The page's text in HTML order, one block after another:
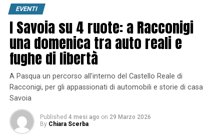
EVENTI
I Savoia su 4 ruote: a Racconigi
una domenica tra auto reali e
fughe di libertà
A Pasqua un percorso all’interno del Castello Reale di
Racconigi, per gli appassionati di automobili e storie di casa
Savoia
Published 4 mesi ago on 29 Marzo 2026
By Chiara Scerba